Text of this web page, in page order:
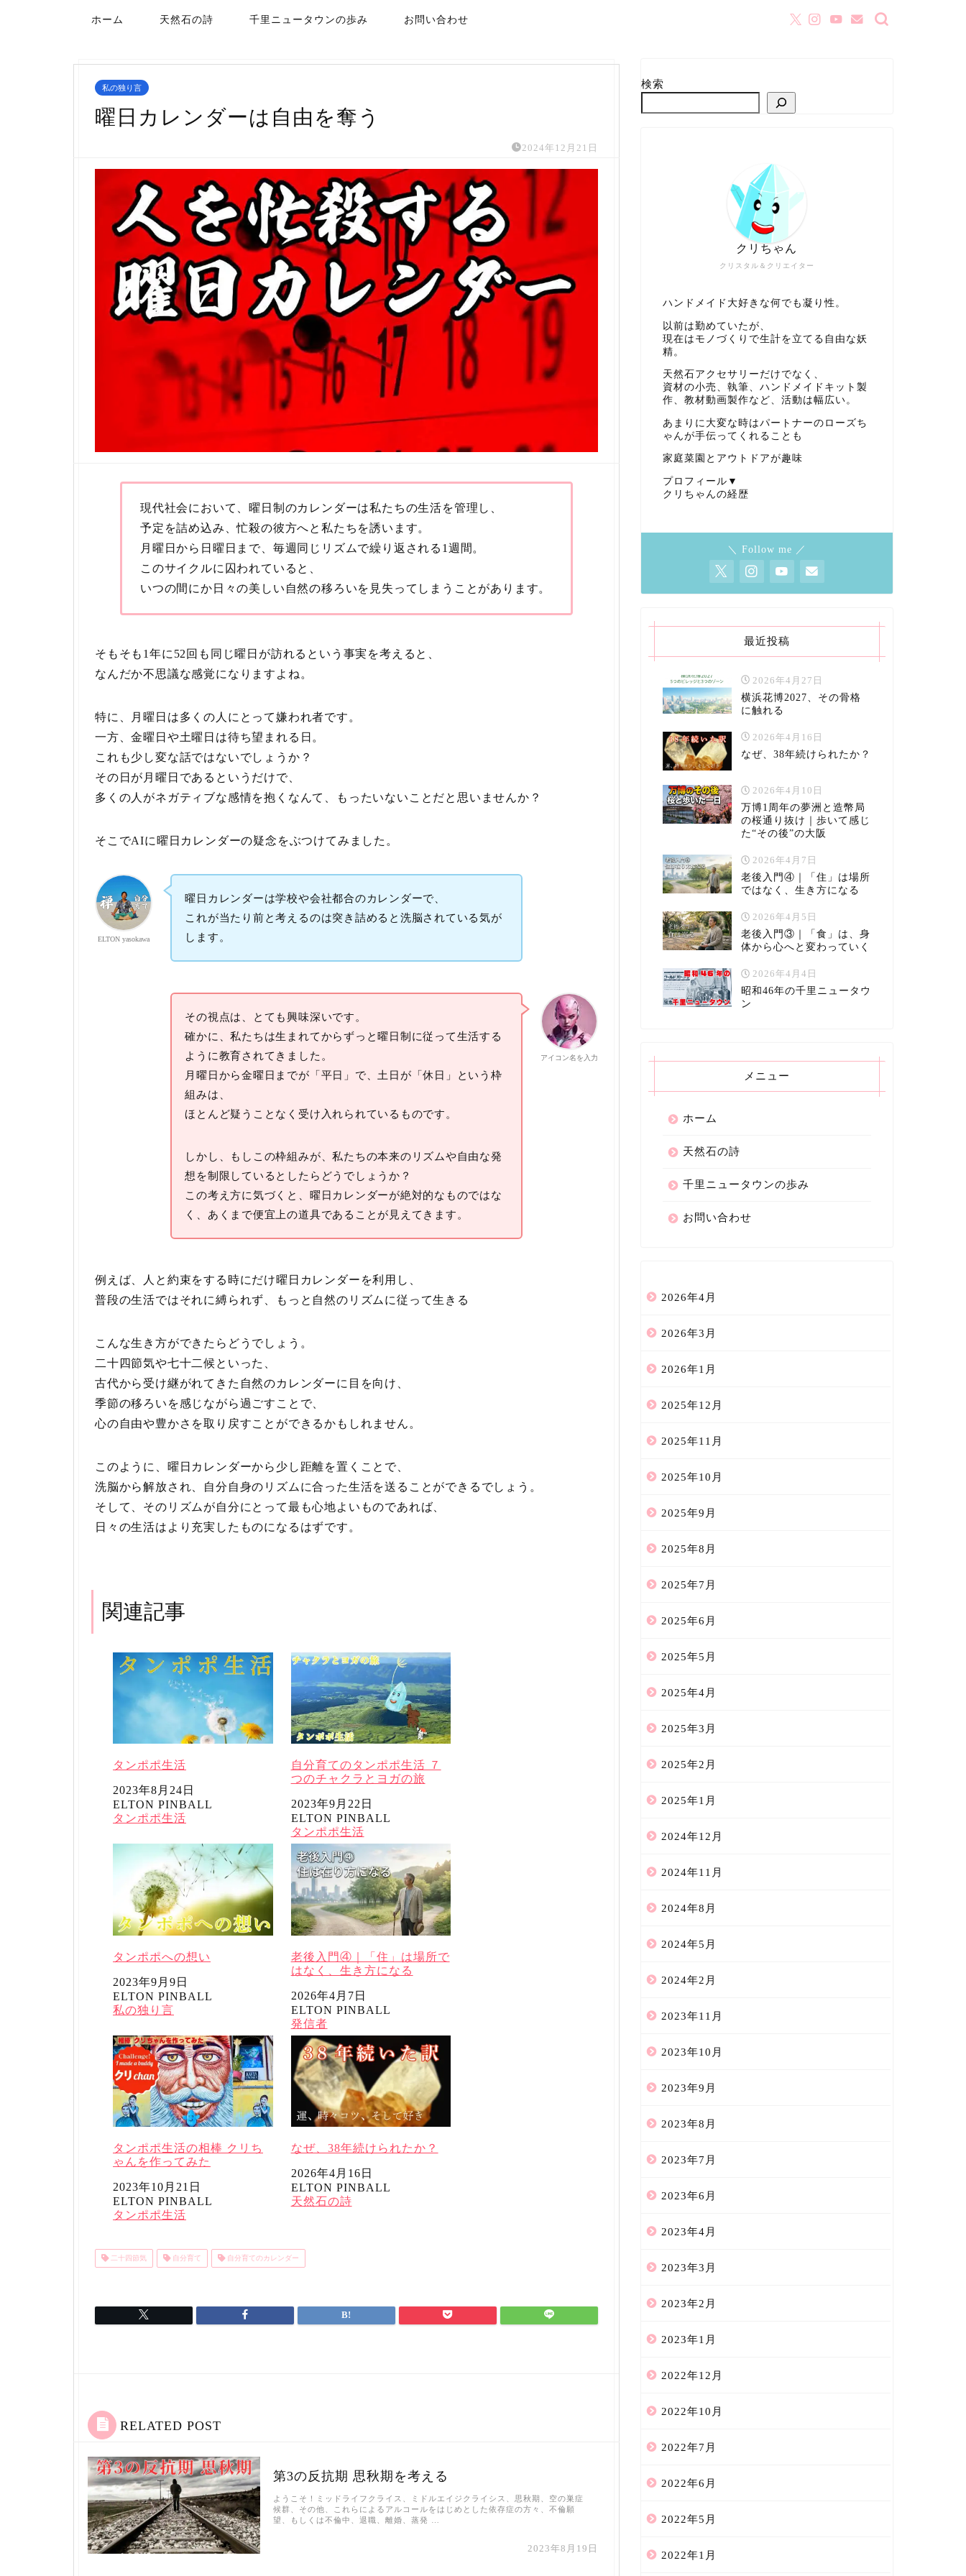
ホーム 天然石の詩 千里ニュータウンの歩み お問い合わせ
私の独り言
曜日カレンダーは自由を奪う
2024年12月21日
現代社会において、曜日制のカレンダーは私たちの生活を管理し、
予定を詰め込み、忙殺の彼方へと私たちを誘います。
月曜日から日曜日まで、毎週同じリズムで繰り返される1週間。
このサイクルに囚われていると、
いつの間にか日々の美しい自然の移ろいを見失ってしまうことがあります。
そもそも1年に52回も同じ曜日が訪れるという事実を考えると、
なんだか不思議な感覚になりますよね。
特に、月曜日は多くの人にとって嫌われ者です。
一方、金曜日や土曜日は待ち望まれる日。
これも少し変な話ではないでしょうか？
その日が月曜日であるというだけで、
多くの人がネガティブな感情を抱くなんて、もったいないことだと思いませんか？
そこでAIに曜日カレンダーの疑念をぶつけてみました。
ELTON yasokawa
曜日カレンダーは学校や会社都合のカレンダーで、
これが当たり前と考えるのは突き詰めると洗脳されている気が
します。
アイコン名を入力
その視点は、とても興味深いです。
確かに、私たちは生まれてからずっと曜日制に従って生活する
ように教育されてきました。
月曜日から金曜日までが「平日」で、土日が「休日」という枠
組みは、
ほとんど疑うことなく受け入れられているものです。
しかし、もしこの枠組みが、私たちの本来のリズムや自由な発
想を制限しているとしたらどうでしょうか？
この考え方に気づくと、曜日カレンダーが絶対的なものではな
く、あくまで便宜上の道具であることが見えてきます。
例えば、人と約束をする時にだけ曜日カレンダーを利用し、
普段の生活ではそれに縛られず、もっと自然のリズムに従って生きる
こんな生き方ができたらどうでしょう。
二十四節気や七十二候といった、
古代から受け継がれてきた自然のカレンダーに目を向け、
季節の移ろいを感じながら過ごすことで、
心の自由や豊かさを取り戻すことができるかもしれません。
このように、曜日カレンダーから少し距離を置くことで、
洗脳から解放され、自分自身のリズムに合った生活を送ることができるでしょう。
そして、そのリズムが自分にとって最も心地よいものであれば、
日々の生活はより充実したものになるはずです。
関連記事
タンポポ生活
日付
2023年8月24日
投稿者
ELTON PINBALL
関連理由
タンポポ生活
自分育てのタンポポ生活 ７
つのチャクラとヨガの旅
日付
2023年9月22日
投稿者
ELTON PINBALL
関連理由
タンポポ生活
タンポポへの想い
日付
2023年9月9日
投稿者
ELTON PINBALL
関連理由
私の独り言
老後入門④｜「住」は場所で
はなく、生き方になる
日付
2026年4月7日
投稿者
ELTON PINBALL
関連理由
発信者
タンポポ生活の相棒 クリち
ゃんを作ってみた
日付
2023年10月21日
投稿者
ELTON PINBALL
関連理由
タンポポ生活
なぜ、38年続けられたか？
日付
2026年4月16日
投稿者
ELTON PINBALL
関連理由
天然石の詩
二十四節気 自分育て 自分育てのカレンダー
RELATED POST
第3の反抗期 思秋期を考える
2023年8月19日
ようこそ！ミッドライフクライス、ミドルエイジクライシス、思秋期、空の巣症
候群、その他、これらによるアルコールをはじめとした依存症の方々、不倫願
望、もしくは不倫中、退職、離婚、蒸発 …
検索
クリスタル＆クリエイター
クリちゃん
ハンドメイド大好きな何でも凝り性。
以前は勤めていたが、
現在はモノづくりで生計を立てる自由な妖
精。
天然石アクセサリーだけでなく、
資材の小売、執筆、ハンドメイドキット製
作、教材動画製作など、活動は幅広い。
あまりに大変な時はパートナーのローズち
ゃんが手伝ってくれることも
家庭菜園とアウトドアが趣味
プロフィール▼
クリちゃんの経歴
＼ Follow me ／
最近投稿
2026年4月27日
横浜花博2027、その骨格
に触れる
2026年4月16日
なぜ、38年続けられたか？
2026年4月10日
万博1周年の夢洲と造幣局
の桜通り抜け｜歩いて感じ
た“その後”の大阪
2026年4月7日
老後入門④｜「住」は場所
ではなく、生き方になる
2026年4月5日
老後入門③｜「食」は、身
体から心へと変わっていく
2026年4月4日
昭和46年の千里ニュータウ
ン
メニュー
ホーム
天然石の詩
千里ニュータウンの歩み
お問い合わせ
2026年4月
2026年3月
2026年1月
2025年12月
2025年11月
2025年10月
2025年9月
2025年8月
2025年7月
2025年6月
2025年5月
2025年4月
2025年3月
2025年2月
2025年1月
2024年12月
2024年11月
2024年8月
2024年5月
2024年2月
2023年11月
2023年10月
2023年9月
2023年8月
2023年7月
2023年6月
2023年4月
2023年3月
2023年2月
2023年1月
2022年12月
2022年10月
2022年7月
2022年6月
2022年5月
2022年1月